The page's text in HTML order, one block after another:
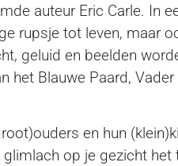
auteur Eric Carle. In
rupsje tot leven, maar
geluid en beelden
het Blauwe Paard,
en hun
op je gezicht het